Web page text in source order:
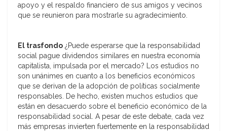
apoyo y el respaldo financiero de sus amigos y vecinos
que se reunieron para mostrarle su agradecimiento.
El trasfondo ¿Puede esperarse que la responsabilidad
social pague dividendos similares en nuestra economía
capitalista, impulsada por el mercado? Los estudios no
son unánimes en cuanto a los beneficios económicos
que se derivan de la adopción de políticas socialmente
responsables. De hecho, existen muchos estudios que
están en desacuerdo sobre el beneficio económico de la
responsabilidad social. A pesar de este debate, cada vez
más empresas invierten fuertemente en la responsabilidad